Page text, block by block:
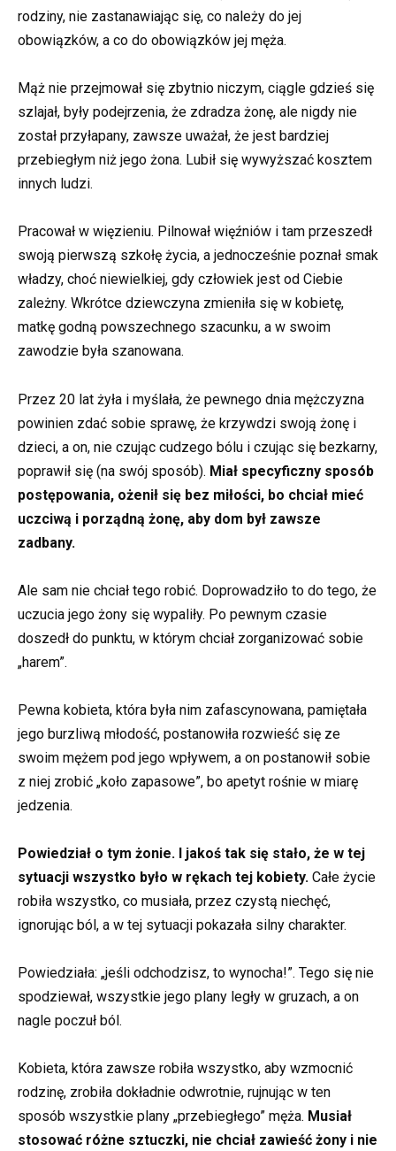
rodziny, nie zastanawiając się, co należy do jej
obowiązków, a co do obowiązków jej męża.
Mąż nie przejmował się zbytnio niczym, ciągle gdzieś się
szlajał, były podejrzenia, że zdradza żonę, ale nigdy nie
został przyłapany, zawsze uważał, że jest bardziej
przebiegłym niż jego żona. Lubił się wywyższać kosztem
innych ludzi.
Pracował w więzieniu. Pilnował więźniów i tam przeszedł
swoją pierwszą szkołę życia, a jednocześnie poznał smak
władzy, choć niewielkiej, gdy człowiek jest od Ciebie
zależny. Wkrótce dziewczyna zmieniła się w kobietę,
matkę godną powszechnego szacunku, a w swoim
zawodzie była szanowana.
Przez 20 lat żyła i myślała, że pewnego dnia mężczyzna
powinien zdać sobie sprawę, że krzywdzi swoją żonę i
dzieci, a on, nie czując cudzego bólu i czując się bezkarny,
poprawił się (na swój sposób). Miał specyficzny sposób
postępowania, ożenił się bez miłości, bo chciał mieć
uczciwą i porządną żonę, aby dom był zawsze
zadbany.
Ale sam nie chciał tego robić. Doprowadziło to do tego, że
uczucia jego żony się wypaliły. Po pewnym czasie
doszedł do punktu, w którym chciał zorganizować sobie
„harem”.
Pewna kobieta, która była nim zafascynowana, pamiętała
jego burzliwą młodość, postanowiła rozwieść się ze
swoim mężem pod jego wpływem, a on postanowił sobie
z niej zrobić „koło zapasowe”, bo apetyt rośnie w miarę
jedzenia.
Powiedział o tym żonie. I jakoś tak się stało, że w tej
sytuacji wszystko było w rękach tej kobiety. Całe życie
robiła wszystko, co musiała, przez czystą niechęć,
ignorując ból, a w tej sytuacji pokazała silny charakter.
Powiedziała: „jeśli odchodzisz, to wynocha!”. Tego się nie
spodziewał, wszystkie jego plany legły w gruzach, a on
nagle poczuł ból.
Kobieta, która zawsze robiła wszystko, aby wzmocnić
rodzinę, zrobiła dokładnie odwrotnie, rujnując w ten
sposób wszystkie plany „przebiegłego” męża. Musiał
stosować różne sztuczki, nie chciał zawieść żony i nie